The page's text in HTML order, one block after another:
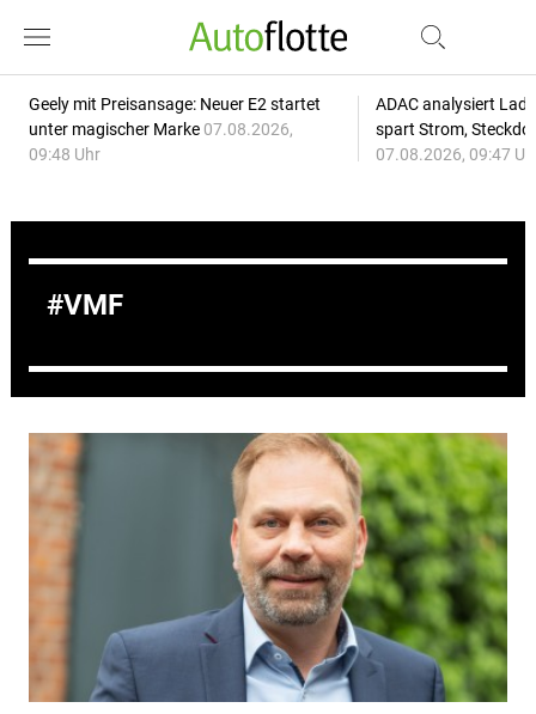
Geely mit Preisansage: Neuer E2 startet
unter magischer Marke 07.08.2026,
09:48 Uhr
ADAC analysiert
spart Strom,
07.08.2026, 09:47
VMF